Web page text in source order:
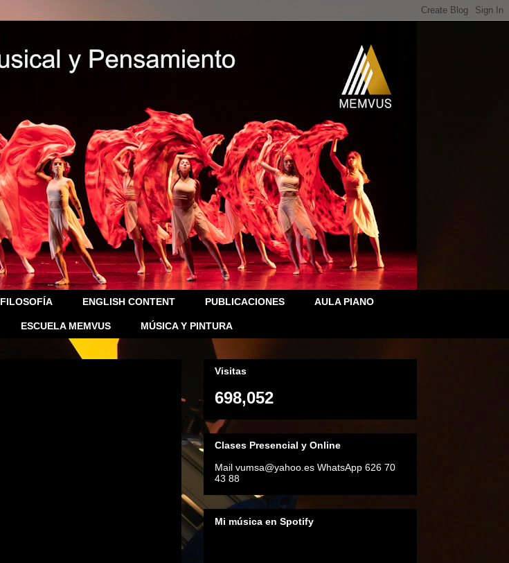
FILOSOFÍA ENGLISH CONTENT PUBLICACIONES AULA PIANO
ESCUELA MEMVUS MÚSICA Y PINTURA
Visitas
698,052
Clases Presencial y Online
Mail vumsa@yahoo.es WhatsApp 626 70
43 88
Mi música en Spotify